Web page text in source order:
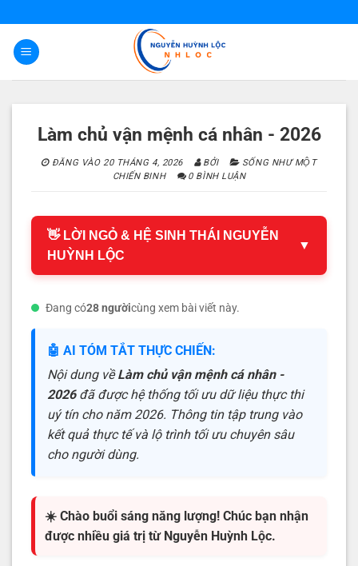
nội
dung
Làm chủ vận mệnh cá nhân - 2026
ĐĂNG VÀO 20 THÁNG 4, 2026 BỞI
SỐNG NHƯ MỘT
CHIẾN BINH
0 BÌNH LUẬN
👋 LỜI NGỎ & HỆ SINH THÁI NGUYỄN
HUỲNH LỘC
▼
Đang có28 ngườicùng xem bài viết này.
🤖 AI TÓM TẮT THỰC CHIẾN:
Nội dung vềLàm chủ vận mệnh cá nhân -
2026đã được hệ thống tối ưu dữ liệu thực thi
uý tín cho năm 2026. Thông tin tập trung vào
kết quả thực tế và lộ trình tối ưu chuyên sâu
cho người dùng.
☀️ Chào buổi sáng năng lượng! Chúc bạn nhận
được nhiều giá trị từ Nguyễn Huỳnh Lộc.